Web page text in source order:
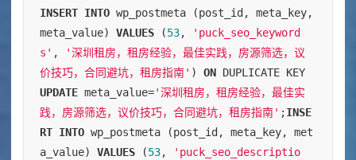
INSERT INTO wp_postmeta (post_id, meta_key,
meta_value) VALUES (53,
'puck_seo_keyword
s' ,
'深圳租房，租房经验，最佳实践，房源筛选，议
价技巧，合同避坑，租房指南' ) ON
UPDATE meta_value='深圳租房，租房经验，最佳实
践，房源筛选，议价技巧，合同避坑，租房指南' ;INSE
RT INTO wp_postmeta (post_id, meta_key, met
a_value) VALUES (53,
'puck_seo_descriptio